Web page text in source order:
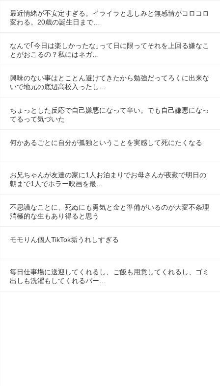
最近情緒が不安定すぎる。イライラと悲しみと無感情がコロコロ
変わる。20歳の誕生日まで…
なんで｢今日は楽しかったな｣って日に限ってそれを上回る嫌なこ
とがおこるの？私にはネガ…
興味のない事はとことん避けてきたから勉強だってろくに出来な
いで地元の底辺高校入ったし…
ちょっとした反応で自己嫌悪になって辛い。でも自己嫌悪になっ
てるって気づいた
何かあるごとに自分が孤独ということを実感して死にたくなる
お兄ちゃんが友達の家に1人お泊まりでお母さんが夜勤で明日の
朝まで1人でホラー映画を最…
不思議なことに、死ぬにも勇気と金と準備がいるのが大変不条理
消極的な生もあり得ると思う
モモりん個人TikTok垢うれしすぎる
毎日仕事場に送迎してくれるし、ご飯も用意してくれるし、ゴミ
出しも洗濯もしてくれるパー…